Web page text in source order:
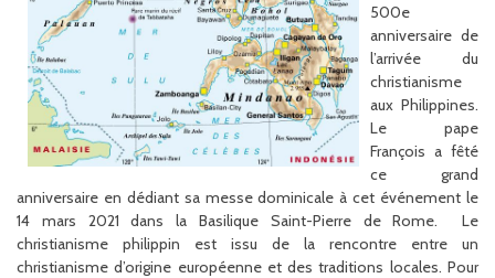
500e
anniversaire de
l’arrivée du
christianisme
aux Philippines.
Le pape
François a fêté
ce grand
anniversaire en dédiant sa messe dominicale à cet événement le
14 mars 2021 dans la Basilique Saint-Pierre de Rome. Le
christianisme philippin est issu de la rencontre entre un
christianisme d’origine européenne et des traditions locales. Pour